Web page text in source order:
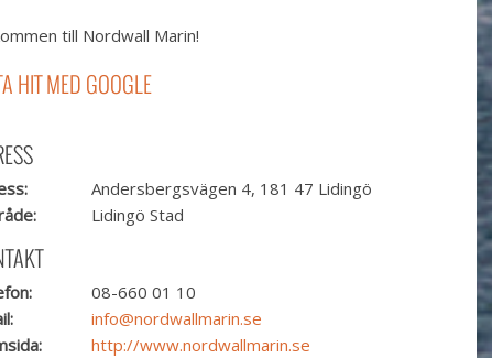
till Nordwall Marin!
HIT MED GOOGLE
Andersbergsvägen 4, 181 47 Lidingö
Lidingö Stad
08-660 01 10
info@nordwallmarin.se
http://www.nordwallmarin.se